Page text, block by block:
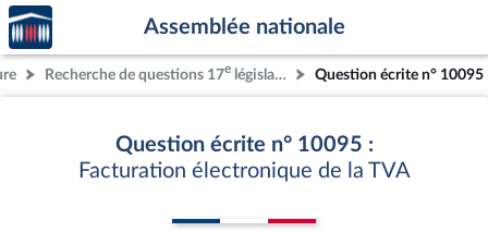
Aller au contenu
Aller en bas de la page
Accèder
à la
page
d'accueil
Assemblée nationale
Recherche de questions 17e législature Question écrite n° 10095
Question écrite n° 10095 :
Facturation électronique de la TVA